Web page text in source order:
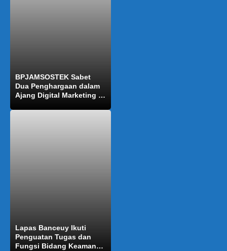
BPJAMSOSTEK Sabet
Dua Penghargaan dalam
Ajang Digital Marketing &
Lapas Banceuy Ikuti
Penguatan Tugas dan
Fungsi Bidang Keamanan